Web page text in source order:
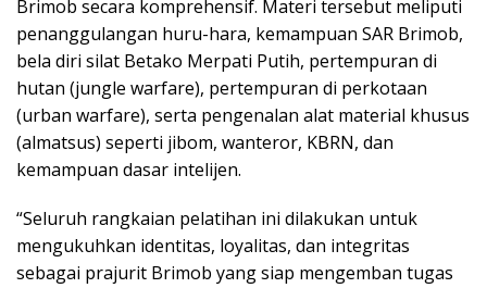
Brimob secara komprehensif. Materi tersebut meliputi
penanggulangan huru-hara, kemampuan SAR Brimob,
bela diri silat Betako Merpati Putih, pertempuran di
hutan (jungle warfare), pertempuran di perkotaan
(urban warfare), serta pengenalan alat material khusus
(almatsus) seperti jibom, wanteror, KBRN, dan
kemampuan dasar intelijen.
“Seluruh rangkaian pelatihan ini dilakukan untuk
mengukuhkan identitas, loyalitas, dan integritas
sebagai prajurit Brimob yang siap mengemban tugas